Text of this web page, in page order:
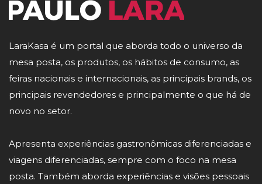
LaraKasa é um portal que aborda todo o universo da
mesa posta, os produtos, os hábitos de consumo, as
feiras nacionais e internacionais, as principais brands, os
principais revendedores e principalmente o que há de
novo no setor.
Apresenta experiências gastronômicas diferenciadas e
viagens diferenciadas, sempre com o foco na mesa
posta. Também aborda experiências e visões pessoais